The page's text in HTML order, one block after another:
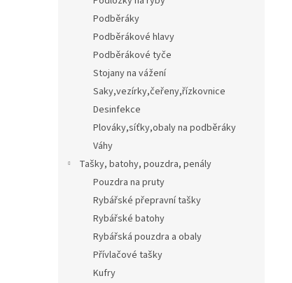
Podběráky
Podběrákové hlavy
Podběrákové tyče
Stojany na vážení
Saky,vezírky,čeřeny,řízkovnice
Desinfekce
Plováky,síťky,obaly na podběráky
Váhy
Tašky, batohy, pouzdra, penály
Pouzdra na pruty
Rybářské přepravní tašky
Rybářské batohy
Rybářská pouzdra a obaly
Přívlačové tašky
Kufry